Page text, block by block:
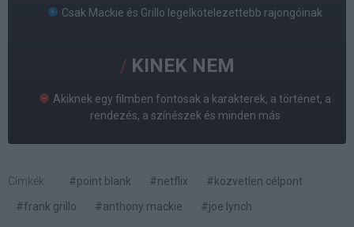
Csak Mackie és Grillo legelkötelezettebb rajongóinak
KINEK NEM
Akiknek egy filmben fontosak a karakterek, a történet, a
rendezés, a színészek és minden más
Címkék: #point blank #netflix
#közvetlen célpont
#frank grillo
#anthony mackie #joe lynch